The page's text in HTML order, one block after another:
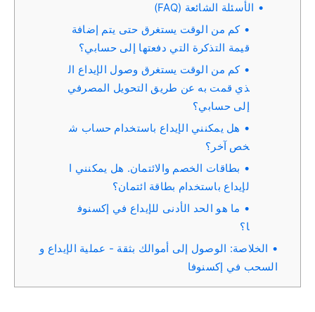
الأسئلة الشائعة (FAQ)
كم من الوقت يستغرق حتى يتم إضافة
قيمة التذكرة التي دفعتها إلى حسابي؟
كم من الوقت يستغرق وصول الإيداع ال
ذي قمت به عن طريق التحويل المصرفي
إلى حسابي؟
هل يمكنني الإيداع باستخدام حساب ش
خص آخر؟
بطاقات الخصم والائتمان. هل يمكنني ا
لإيداع باستخدام بطاقة ائتمان؟
ما هو الحد الأدنى للإيداع في إكسنوف
ا؟
الخلاصة: الوصول إلى أموالك بثقة - عملية الإيداع و
السحب في إكسنوفا